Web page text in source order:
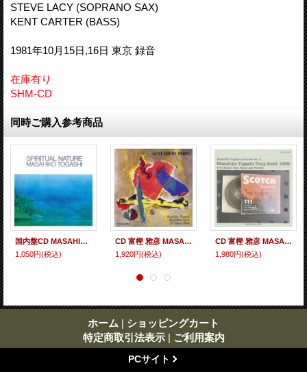
STEVE LACY (SOPRANO SAX)
KENT CARTER (BASS)
1981年10月15日,16日 東京 録音
在庫有り
SHM-CD
同時ご購入参考商品
国内盤CD MASAHIKO TOGASHI 富樫 雅彦 / SPIRITUAL NATURE スピリチュアル・ネイチャー
1,050円(税込)
CD 富樫 雅彦 MASAHIKO TOGASHI / AUTUMN IN PARIS
1,920円(税込)
CD 富樫 雅彦 MASAHIKO TOGASHI =TONY SCOTT 1959
1,980円(税込)
ホーム | ショッピングカート
特定商取引法表示 | ご利用案内
PCサイト